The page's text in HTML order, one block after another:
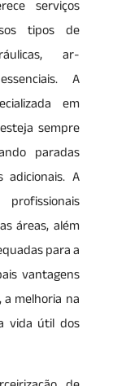
serviços
tipos de
ar-
A
em
sempre
paradas
A
áreas, além
para a
vantagens
melhoria na
vida útil dos